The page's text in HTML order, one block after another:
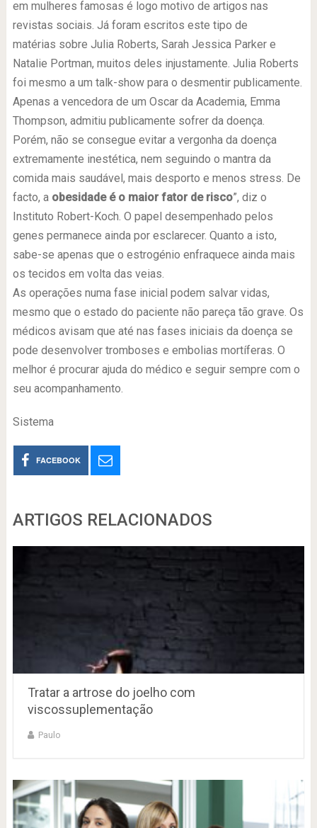
em mulheres famosas é logo motivo de artigos nas
revistas sociais. Já foram escritos este tipo de
matérias sobre Julia Roberts, Sarah Jessica Parker e
Natalie Portman, muitos deles injustamente. Julia Roberts
foi mesmo a um talk-show para o desmentir publicamente.
Apenas a vencedora de um Oscar da Academia, Emma
Thompson, admitiu publicamente sofrer da doença.
Porém, não se consegue evitar a vergonha da doença
extremamente inestética, nem seguindo o mantra da
comida mais saudável, mais desporto e menos stress. De
facto, a obesidade é o maior fator de risco”, diz o
Instituto Robert-Koch. O papel desempenhado pelos
genes permanece ainda por esclarecer. Quanto a isto,
sabe-se apenas que o estrogénio enfraquece ainda mais
os tecidos em volta das veias.
As operações numa fase inicial podem salvar vidas,
mesmo que o estado do paciente não pareça tão grave. Os
médicos avisam que até nas fases iniciais da doença se
pode desenvolver tromboses e embolias mortíferas. O
melhor é procurar ajuda do médico e seguir sempre com o
seu acompanhamento.
Sistema
FACEBOOK
ARTIGOS RELACIONADOS
Tratar a artrose do joelho com
viscossuplementação
Paulo